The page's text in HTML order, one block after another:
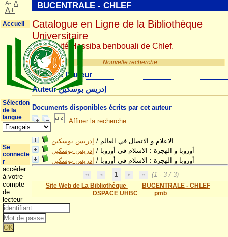
Nouvelle recherche
Détail de l'auteur
Auteur إدريس بوسكين
Documents disponibles écrits par cet auteur
Affiner la recherche
الاعلام و الاتصال في العالم / إدريس بوسكين
أوروبا و الهجرة : الاسلام في أوروبا / إدريس بوسكين
أوروبا و الهجرة : الاسلام في أوروبا / إدريس بوسكين
1
(1 - 3 / 3)
Site Web de La Bibliothéque
BUCENTRALE - CHLEF
DSPACE UHBC
pmb
BUCENTRALE - CHLEF
Catalogue en Ligne de la Bibliothèque
Universitaire
Université Hassiba benbouali de Chlef.
A- A
A+
Accueil
Sélection
de la
langue
Se
connecte
r
accéder
à votre
compte
de
lecteur